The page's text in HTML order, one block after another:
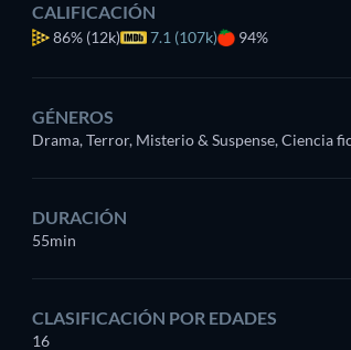
CALIFICACIÓN
86% (12k) 7.1 (107k) 94%
GÉNEROS
Drama, Terror, Misterio & Suspense, Ciencia
DURACIÓN
55min
CLASIFICACIÓN POR EDADES
16